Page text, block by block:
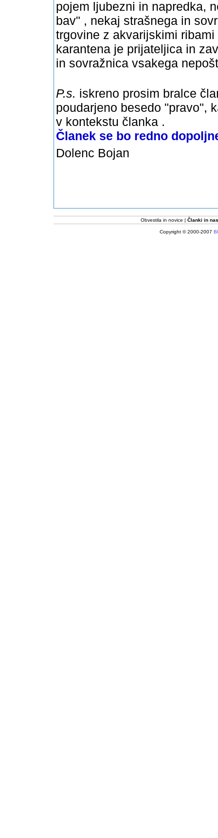
pojem ljubezni in napredka,
bav" , nekaj strašnega in
trgovine z akvarijskimi
karantena je prijateljica in
in sovražnica vsakega
P.s. iskreno prosim bralce
poudarjeno besedo "pravo",
v kontekstu članka .
Članek se bo redno
Dolenc Bojan
Obvestila in novice Članki in
Copyright © 2000-2007